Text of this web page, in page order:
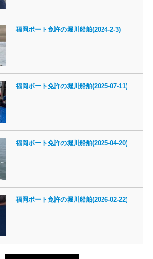
福岡ボート免許の堀川船舶(2024-2-3)
福岡ボート免許の堀川船舶(2025-07-11)
福岡ボート免許の堀川船舶(2025-04-20)
福岡ボート免許の堀川船舶(2026-02-22)